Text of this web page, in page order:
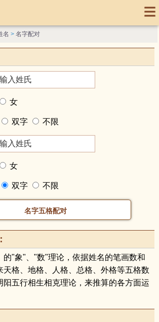
名 >名字配对
女
双字 不限
女
双字 不限
的"象"、"数"理论，依据姓名的笔画数和
天格、地格、人格、总格、外格等五格数
阳五行相生相克理论，来推算的各方面运